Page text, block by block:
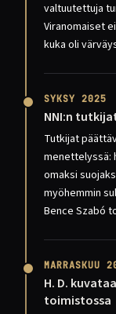
valtuutettuja
Viranomaiset
kuka oli
SYKSY 2025
NNI:n
Tutkijat
menettelyssä:
omaksi
myöhemmin
Bence Szabó
MARRASKUU
H. D.
toimistossa